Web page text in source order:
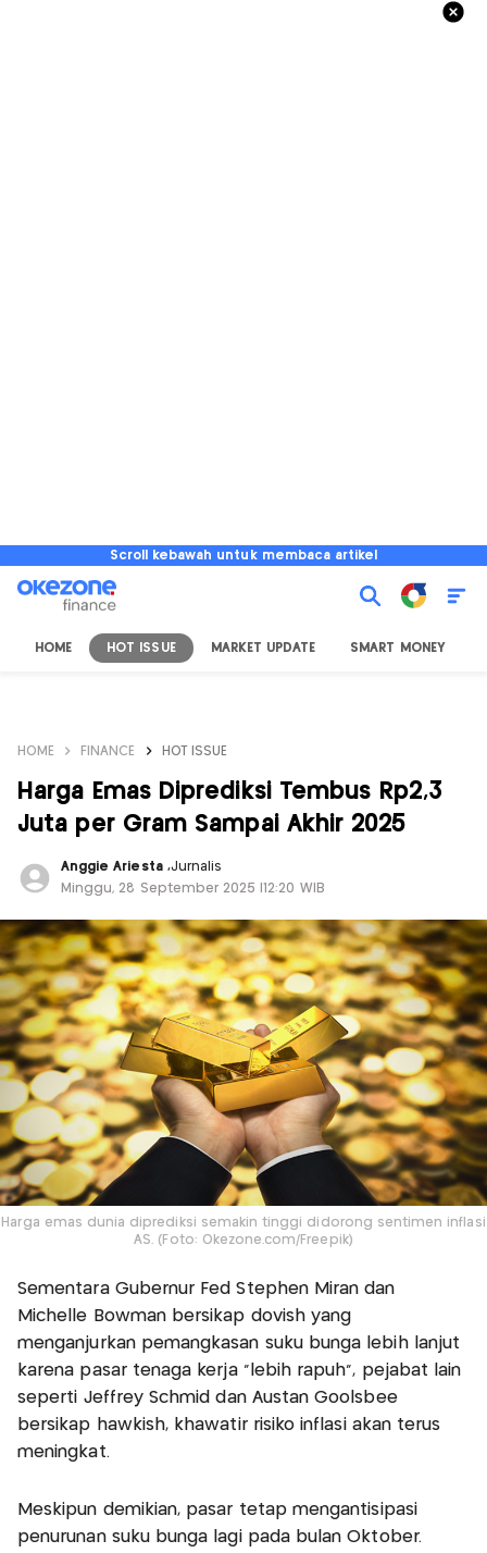
Scroll kebawah untuk membaca artikel
HOME HOT ISSUE MARKET UPDATE SMART MONEY
HOME FINANCE HOT ISSUE
Harga Emas Diprediksi Tembus Rp2,3
Juta per Gram Sampai Akhir 2025
Anggie Ariesta ,Jurnalis
Minggu, 28 September 2025 |12:20 WIB
Harga emas dunia diprediksi semakin tinggi didorong sentimen inflasi
AS. (Foto: Okezone.com/Freepik)
Sementara Gubernur Fed Stephen Miran dan
Michelle Bowman bersikap dovish yang
menganjurkan pemangkasan suku bunga lebih lanjut
karena pasar tenaga kerja "lebih rapuh", pejabat lain
seperti Jeffrey Schmid dan Austan Goolsbee
bersikap hawkish, khawatir risiko inflasi akan terus
meningkat.
Meskipun demikian, pasar tetap mengantisipasi
penurunan suku bunga lagi pada bulan Oktober.